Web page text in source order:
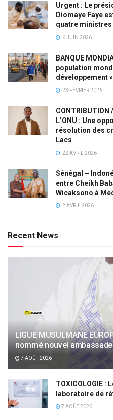
Urgent : Le
Diomaye Faye
quatre ministres
6 JUIN 2026
BANQUE
population
développement »
23 FÉVRIER 2026
CONTRIBUTION
L’ONU : Une
résolution des
Lacs
22 AVRIL 2026
Sénégal –
entre Cheikh
Wicaksono à
2 AVRIL 2026
Recent News
LIGUE MUSULMANE
nommé nouvel
7 AOÛT 2026
TOXICOLOGIE :
laboratoire de
7 AOÛT 2026